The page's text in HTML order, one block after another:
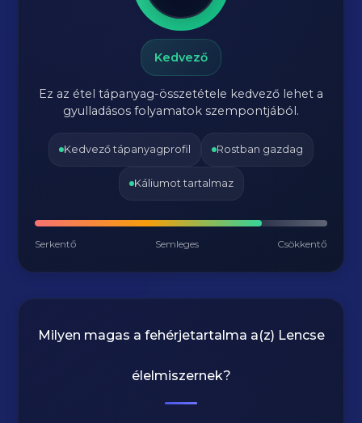
Kedvező
Ez az étel tápanyag-összetétele kedvező lehet a
gyulladásos folyamatok szempontjából.
Kedvező tápanyagprofil Rostban gazdag
Káliumot tartalmaz
Serkentő Semleges Csökkentő
Milyen magas a fehérjetartalma a(z) Lencse
élelmiszernek?